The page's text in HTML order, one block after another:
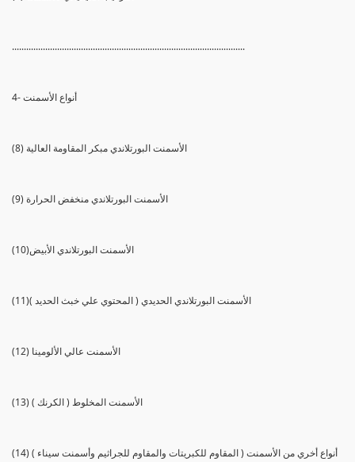
..................................................................................................
4- أنواع الأسمنت
(8) الأسمنت البورتلاندي مبكر المقاومة العالية
(9) الأسمنت البورتلاندي منخفض الحرارة
(10)الأسمنت البورتلاندي الأبيض
(11)الأسمنت البورتلاندي الحديدي ( المحتوي علي خبث الحديد )
(12) الأسمنت عالي الألومينا
(13) الأسمنت المخلوط ( الكرنك )
(14) أنواع أخري من الأسمنت ( المقاوم للكبريتات والمقاوم للجراثيم وأسمنت سيناء )